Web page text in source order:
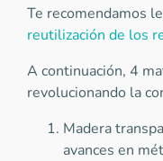
Te recomendamos
reutilización de los
A continuación, 4
revolucionando la
Madera
avances en